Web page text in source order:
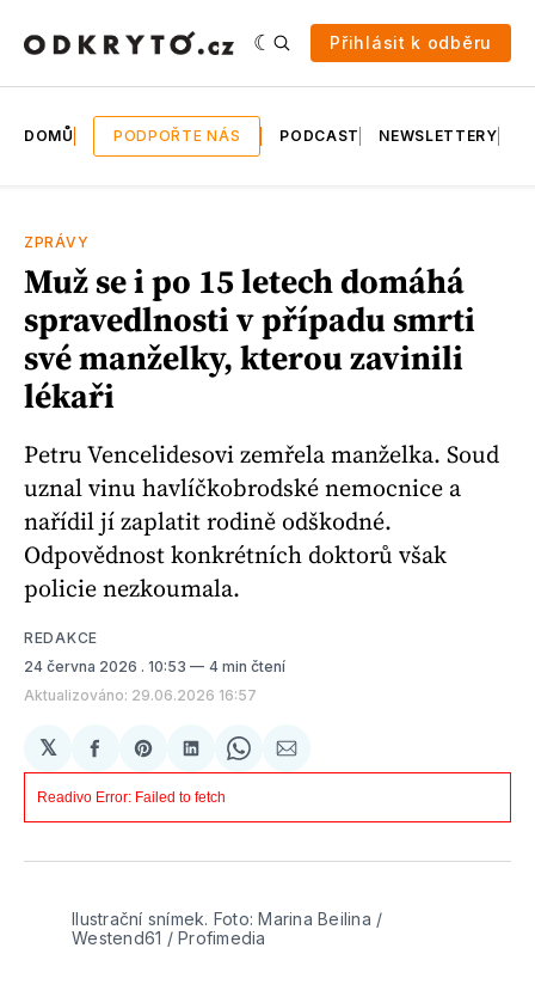
Přihlásit k odběru
DOMŮ PODPOŘTE NÁS PODCAST NEWSLETTERY
ZPRÁVY
Muž se i po 15 letech domáhá
spravedlnosti v případu smrti
své manželky, kterou zavinili
lékaři
Petru Vencelidesovi zemřela manželka. Soud
uznal vinu havlíčkobrodské nemocnice a
nařídil jí zaplatit rodině odškodné.
Odpovědnost konkrétních doktorů však
policie nezkoumala.
REDAKCE
24 června 2026 . 10:53
4 min čtení
Aktualizováno: 29.06.2026 16:57
𝕏
Sdílet
na
Facebooku
Share
on
Pinterest
Sdílet
na
LinkedIn
Share
on
Sdílet
e-
Ilustrační snímek. Foto: Marina Beilina /
Westend61 / Profimedia